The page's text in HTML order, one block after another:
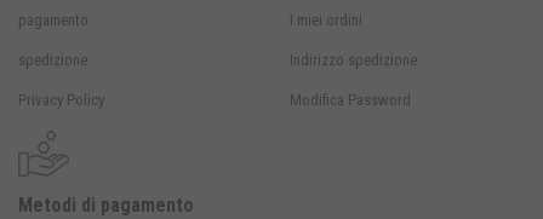
Metodi di pagamento
pagamento
spedizione
Privacy Policy
I miei ordini
Indirizzo spedizione
Modifica Password